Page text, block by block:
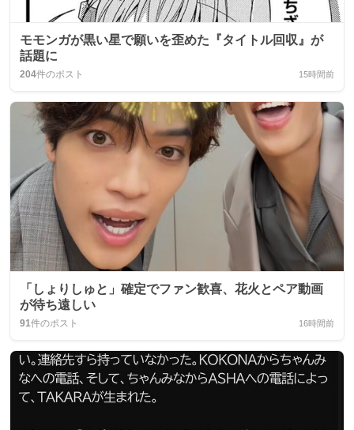
モモンガが黒い星で願いを歪めた『タイトル回収』が
話題に
204件のポスト 15時間前
「しょりしゅと」確定でファン歓喜、花火とペア動画
が待ち遠しい
91件のポスト 16時間前